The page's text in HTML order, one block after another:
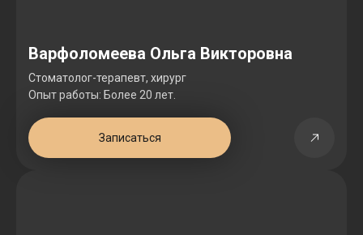
Варфоломеева Ольга Викторовна
Стоматолог-терапевт, хирург
Опыт работы: Более 20 лет.
Записаться